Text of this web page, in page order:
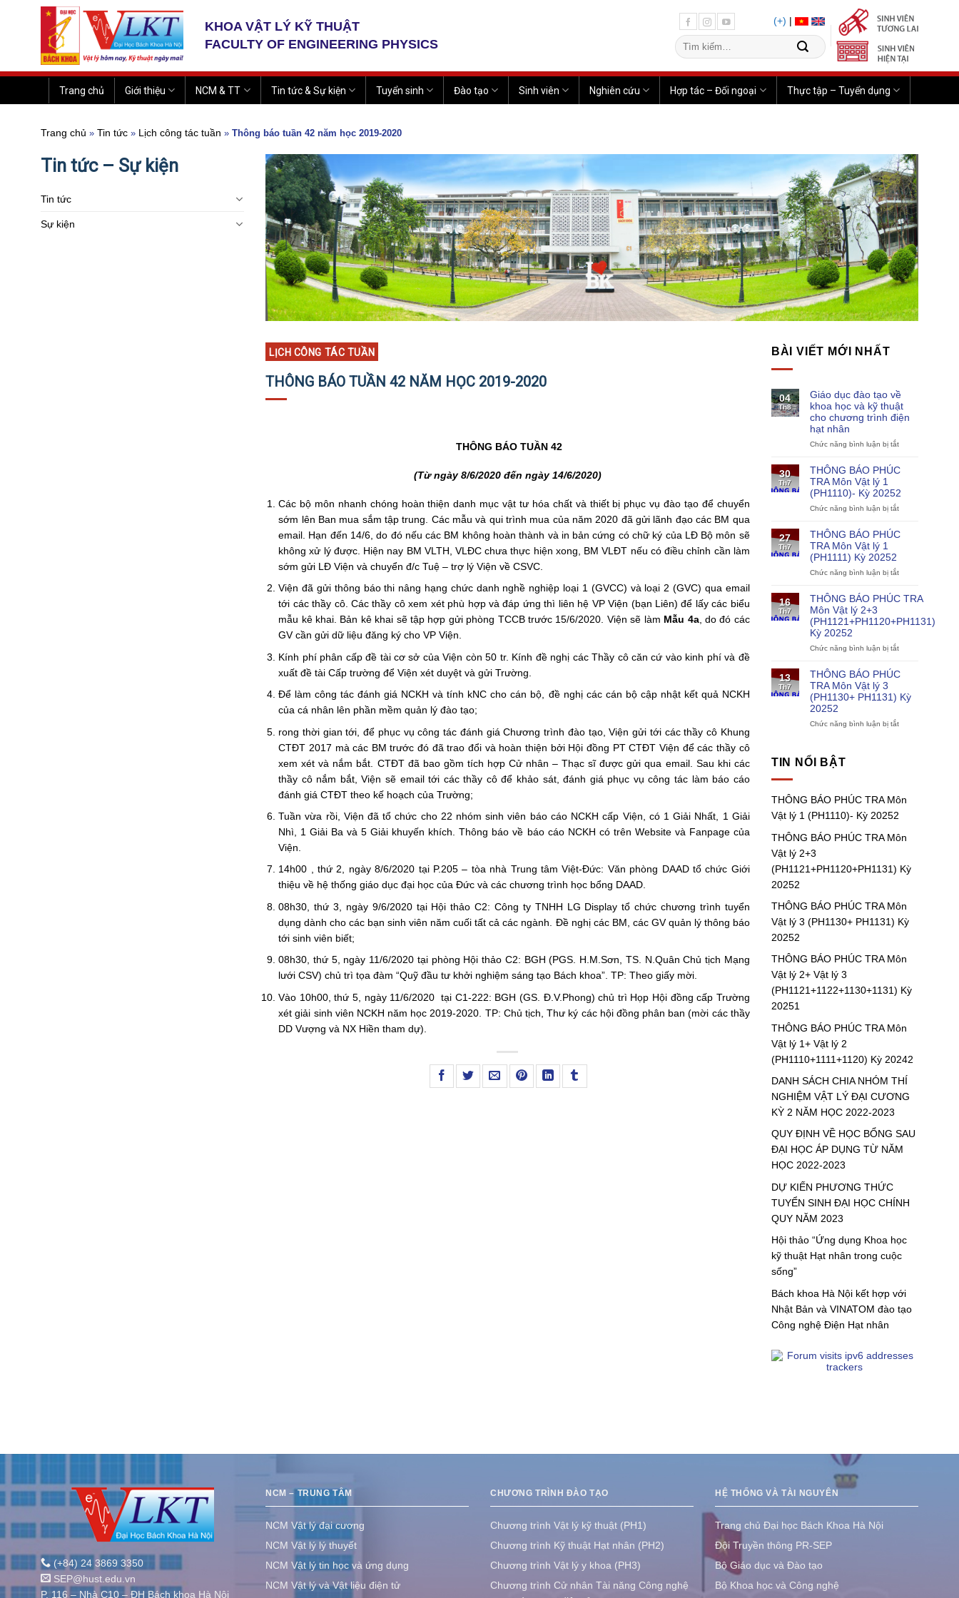
KHOA VẬT LÝ KỸ THUẬT
FACULTY OF ENGINEERING PHYSICS
(+)
Trang chủ Giới thiệu NCM & TT Tin tức & Sự kiện Tuyển sinh Đào tạo Sinh viên Nghiên cứu Hợp tác – Đối ngoại Thực tập – Tuyển dụng
Trang chủ » Tin tức » Lịch công tác tuần » Thông báo tuần 42 năm học 2019-2020
Tin tức – Sự kiện
Tin tức
Sự kiện
LỊCH CÔNG TÁC TUẦN
THÔNG BÁO TUẦN 42 NĂM HỌC 2019-2020
THÔNG BÁO TUẦN 42
(Từ ngày 8/6/2020 đến ngày 14/6/2020)
Các bộ môn nhanh chóng hoàn thiện danh mục vật tư hóa chất và thiết bị phục vụ đào tạo để chuyển
sớm lên Ban mua sắm tập trung. Các mẫu và qui trình mua của năm 2020 đã gửi lãnh đạo các BM qua
email. Hạn đến 14/6, do đó nếu các BM không hoàn thành và in bản cứng có chữ ký của LĐ Bộ môn sẽ
không xử lý được. Hiện nay BM VLTH, VLĐC chưa thực hiện xong, BM VLĐT nếu có điều chỉnh cần làm
sớm gửi LĐ Viện và chuyển đ/c Tuệ – trợ lý Viện về CSVC.
Viện đã gửi thông báo thi nâng hạng chức danh nghề nghiệp loại 1 (GVCC) và loại 2 (GVC) qua email
tới các thầy cô. Các thầy cô xem xét phù hợp và đáp ứng thì liên hệ VP Viện (bạn Liên) để lấy các biểu
mẫu kê khai. Bản kê khai sẽ tập hợp gửi phòng TCCB trước 15/6/2020. Viện sẽ làm Mẫu 4a, do đó các
GV cần gửi dữ liệu đăng ký cho VP Viện.
Kính phí phân cấp đề tài cơ sở của Viện còn 50 tr. Kính đề nghị các Thầy cô căn cứ vào kinh phí và đề
xuất đề tài Cấp trường để Viện xét duyệt và gửi Trường.
Để làm công tác đánh giá NCKH và tính kNC cho cán bộ, đề nghị các cán bộ cập nhật kết quả NCKH
của cá nhân lên phần mềm quản lý đào tạo;
rong thời gian tới, để phục vụ công tác đánh giá Chương trình đào tạo, Viện gửi tới các thầy cô Khung
CTĐT 2017 mà các BM trước đó đã trao đổi và hoàn thiện bởi Hội đồng PT CTĐT Viện để các thầy cô
xem xét và nắm bắt. CTĐT đã bao gồm tích hợp Cử nhân – Thạc sĩ được gửi qua email. Sau khi các
thầy cô nắm bắt, Viện sẽ email tới các thầy cô để khảo sát, đánh giá phục vụ công tác làm báo cáo
đánh giá CTĐT theo kế hoạch của Trường;
Tuần vừa rồi, Viện đã tổ chức cho 22 nhóm sinh viên báo cáo NCKH cấp Viện, có 1 Giải Nhất, 1 Giải
Nhì, 1 Giải Ba và 5 Giải khuyến khích. Thông báo về báo cáo NCKH có trên Website và Fanpage của
Viện.
14h00 , thứ 2, ngày 8/6/2020 tại P.205 – tòa nhà Trung tâm Việt-Đức: Văn phòng DAAD tổ chức Giới
thiệu về hệ thống giáo dục đại học của Đức và các chương trình học bổng DAAD.
08h30, thứ 3, ngày 9/6/2020 tại Hội thảo C2: Công ty TNHH LG Display tổ chức chương trình tuyển
dụng dành cho các bạn sinh viên năm cuối tất cả các ngành. Đề nghị các BM, các GV quản lý thông báo
tới sinh viên biết;
08h30, thứ 5, ngày 11/6/2020 tại phòng Hội thảo C2: BGH (PGS. H.M.Sơn, TS. N.Quân Chủ tịch Mạng
lưới CSV) chủ trì tọa đàm “Quỹ đầu tư khởi nghiệm sáng tạo Bách khoa”. TP: Theo giấy mời.
Vào 10h00, thứ 5, ngày 11/6/2020 tại C1-222: BGH (GS. Đ.V.Phong) chủ trì Họp Hội đồng cấp Trường
xét giải sinh viên NCKH năm học 2019-2020. TP: Chủ tịch, Thư ký các hội đồng phân ban (mời các thầy
DD Vượng và NX Hiền tham dự).
BÀI VIẾT MỚI NHẤT
04
Th8
Giáo dục đào tạo về
khoa học và kỹ thuật
cho chương trình điện
hạt nhân
Chức năng bình luận bị tắtở
dục
đào
về
khoa
và
kỹ
chương
điện
hạt
30
Th7
THÔNG BÁO PHÚC
TRA Môn Vật lý 1
(PH1110)- Kỳ 20252
Chức năng bình luận bị tắtở
BÁO
PHÚC
Vật
1
(PH1110)-
20252
27
Th7
THÔNG BÁO PHÚC
TRA Môn Vật lý 1
(PH1111) Kỳ 20252
Chức năng bình luận bị tắtở
BÁO
PHÚC
Môn
lý
Kỳ
16
Th7
THÔNG BÁO PHÚC TRA
Môn Vật lý 2+3
(PH1121+PH1120+PH1131)
Kỳ 20252
Chức năng bình luận bị tắtở
BÁO
PHÚC
Môn
lý
13
Th7
THÔNG BÁO PHÚC
TRA Môn Vật lý 3
(PH1130+ PH1131) Kỳ
20252
Chức năng bình luận bị tắtở
lý
Kỳ
TIN NỔI BẬT
THÔNG BÁO PHÚC TRA Môn
Vật lý 1 (PH1110)- Kỳ 20252
THÔNG BÁO PHÚC TRA Môn
Vật lý 2+3
(PH1121+PH1120+PH1131) Kỳ
20252
THÔNG BÁO PHÚC TRA Môn
Vật lý 3 (PH1130+ PH1131) Kỳ
20252
THÔNG BÁO PHÚC TRA Môn
Vật lý 2+ Vật lý 3
(PH1121+1122+1130+1131) Kỳ
20251
THÔNG BÁO PHÚC TRA Môn
Vật lý 1+ Vật lý 2
(PH1110+1111+1120) Kỳ 20242
DANH SÁCH CHIA NHÓM THÍ
NGHIỆM VẬT LÝ ĐẠI CƯƠNG
KỲ 2 NĂM HỌC 2022-2023
QUY ĐỊNH VỀ HỌC BỔNG SAU
ĐẠI HỌC ÁP DỤNG TỪ NĂM
HỌC 2022-2023
DỰ KIẾN PHƯƠNG THỨC
TUYỂN SINH ĐẠI HỌC CHÍNH
QUY NĂM 2023
Hội thảo “Ứng dụng Khoa học
kỹ thuật Hạt nhân trong cuộc
sống”
Bách khoa Hà Nội kết hợp với
Nhật Bản và VINATOM đào tạo
Công nghệ Điện Hạt nhân
(+84) 24 3869 3350
SEP@hust.edu.vn
P. 116 – Nhà C10 – ĐH Bách khoa Hà Nội
NCM – TRUNG TÂM
NCM Vật lý đại cương
NCM Vật lý lý thuyết
NCM Vật lý tin học và ứng dụng
NCM Vật lý và Vật liệu điện tử
CHƯƠNG TRÌNH ĐÀO TẠO
Chương trình Vật lý kỹ thuật (PH1)
Chương trình Kỹ thuật Hạt nhân (PH2)
Chương trình Vật lý y khoa (PH3)
Chương trình Cử nhân Tài năng Công nghệ
HỆ THỐNG VÀ TÀI NGUYÊN
Trang chủ Đại học Bách Khoa Hà Nội
Đội Truyền thông PR-SEP
Bộ Giáo dục và Đào tạo
Bộ Khoa học và Công nghệ